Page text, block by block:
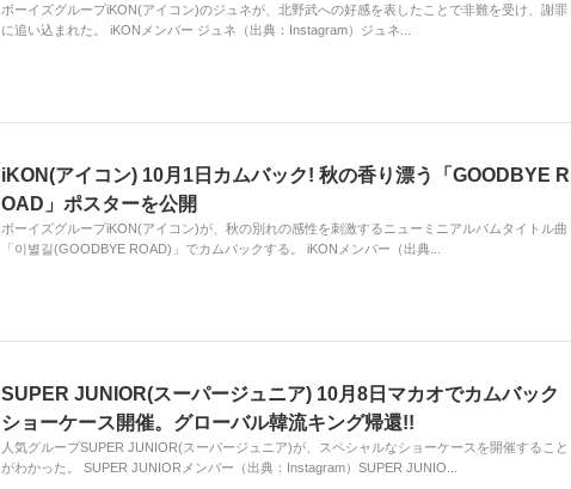
ボーイズグループiKON(アイコン)のジュネが、北野武への好感を表したことで非難を受け、謝罪
に追い込まれた。 iKONメンバー ジュネ（出典：Instagram）ジュネ...
iKON(アイコン) 10月1日カムバック! 秋の香り漂う「GOODBYE R
OAD」ポスターを公開
ボーイズグループiKON(アイコン)が、秋の別れの感性を刺激するニューミニアルバムタイトル曲
「이별길(GOODBYE ROAD)」でカムバックする。 iKONメンバー（出典...
SUPER JUNIOR(スーパージュニア) 10月8日マカオでカムバック
ショーケース開催。グローバル韓流キング帰還!!
人気グループSUPER JUNIOR(スーパージュニア)が、スペシャルなショーケースを開催すること
がわかった。 SUPER JUNIORメンバー（出典：Instagram）SUPER JUNIO...